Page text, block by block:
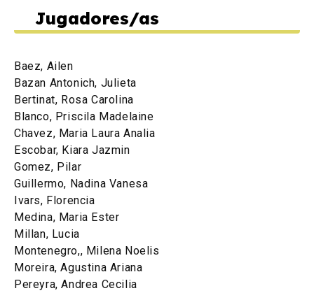
Jugadores/as
Baez, Ailen
Bazan Antonich, Julieta
Bertinat, Rosa Carolina
Blanco, Priscila Madelaine
Chavez, Maria Laura Analia
Escobar, Kiara Jazmin
Gomez, Pilar
Guillermo, Nadina Vanesa
Ivars, Florencia
Medina, Maria Ester
Millan, Lucia
Montenegro,, Milena Noelis
Moreira, Agustina Ariana
Pereyra, Andrea Cecilia